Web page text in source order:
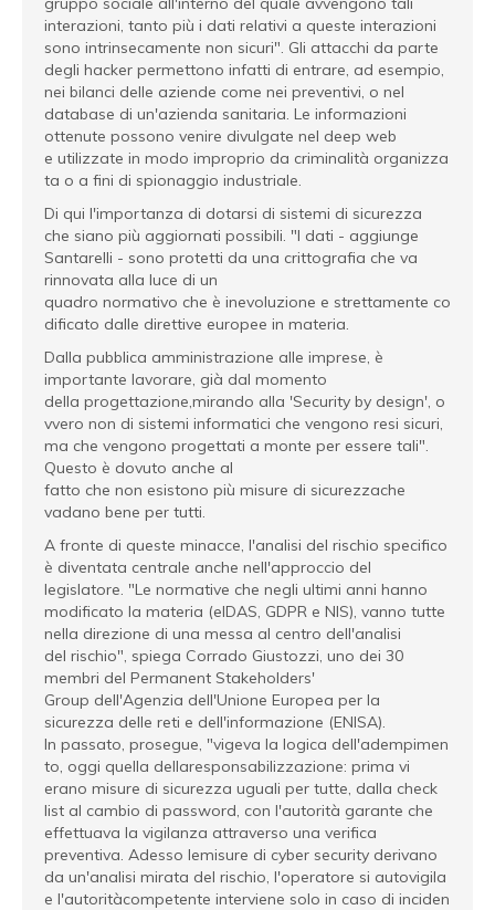
interazioni, tanto più i dati relativi a queste interazioni
sono intrinsecamente non sicuri". Gli attacchi da parte
degli hacker permettono infatti di entrare, ad esempio,
nei bilanci delle aziende come nei preventivi, o nel
database di un'azienda sanitaria. Le informazioni
ottenute possono venire divulgate nel deep web
e utilizzate in modo improprio da criminalità organizza
ta o a fini di spionaggio industriale.
Di qui l'importanza di dotarsi di sistemi di sicurezza
che siano più aggiornati possibili. "I dati - aggiunge
Santarelli - sono protetti da una crittografia che va
rinnovata alla luce di un
quadro normativo che è inevoluzione e strettamente co
dificato dalle direttive europee in materia.
Dalla pubblica amministrazione alle imprese, è
importante lavorare, già dal momento
della progettazione,mirando alla 'Security by design', o
vvero non di sistemi informatici che vengono resi sicuri,
ma che vengono progettati a monte per essere tali".
Questo è dovuto anche al
fatto che non esistono più misure di sicurezzache
vadano bene per tutti.
A fronte di queste minacce, l'analisi del rischio specifico
è diventata centrale anche nell'approccio del
legislatore. "Le normative che negli ultimi anni hanno
modificato la materia (eIDAS, GDPR e NIS), vanno tutte
nella direzione di una messa al centro dell'analisi
del rischio", spiega Corrado Giustozzi, uno dei 30
membri del Permanent Stakeholders'
Group dell'Agenzia dell'Unione Europea per la
sicurezza delle reti e dell'informazione (ENISA).
In passato, prosegue, "vigeva la logica dell'adempimen
to, oggi quella dellaresponsabilizzazione: prima vi
erano misure di sicurezza uguali per tutte, dalla check
list al cambio di password, con l'autorità garante che
effettuava la vigilanza attraverso una verifica
preventiva. Adesso lemisure di cyber security derivano
da un'analisi mirata del rischio, l'operatore si autovigila
e l'autoritàcompetente interviene solo in caso di inciden